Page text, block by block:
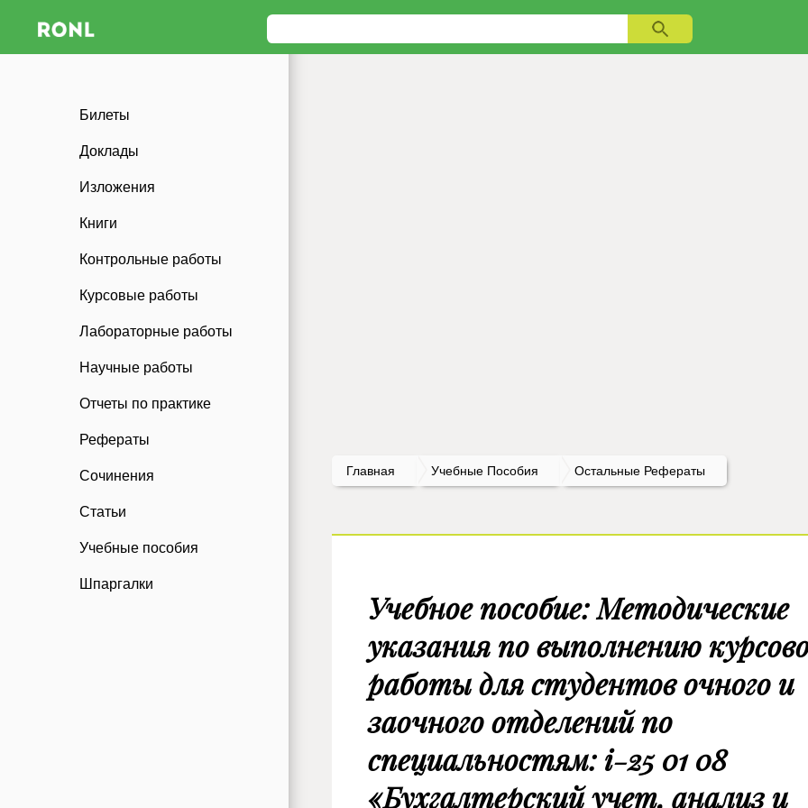
Билеты
Доклады
Изложения
Книги
Контрольные работы
Курсовые работы
Лабораторные работы
Научные работы
Отчеты по практике
Рефераты
Сочинения
Статьи
Учебные пособия
Шпаргалки
Главная Учебные Пособия Остальные Рефераты
Учебное пособие: Методические
указания по выполнению
работы для студентов очного и
заочного отделений по
специальностям: i-25 01 08
«Бухгалтерский учет, анализ и